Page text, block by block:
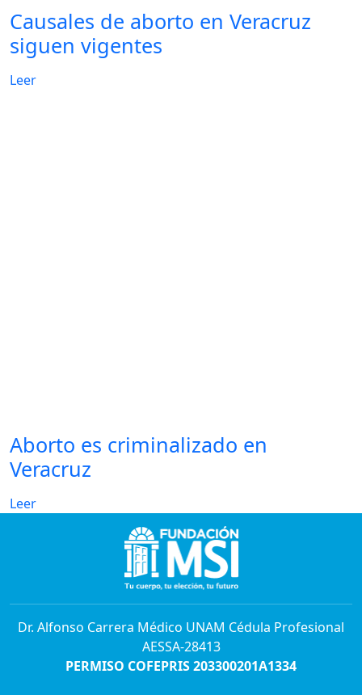
Causales de aborto en Veracruz
siguen vigentes
Leer
Aborto es criminalizado en
Veracruz
Leer
Dr. Alfonso Carrera Médico UNAM Cédula Profesional
AESSA-28413
PERMISO COFEPRIS 203300201A1334